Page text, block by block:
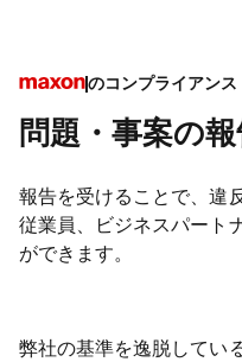
のコンプライアンス
問題・事案の
報告を受けることで、違
従業員、ビジネスパート
ができます。
弊社の基準を逸脱してい